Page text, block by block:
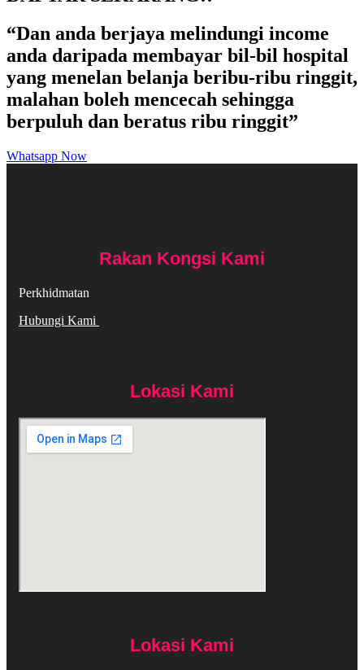
“Dan anda berjaya melindungi income
anda daripada membayar bil-bil hospital
yang menelan belanja beribu-ribu ringgit,
malahan boleh mencecah sehingga
berpuluh dan beratus ribu ringgit”
Whatsapp Now
Rakan Kongsi Kami
Perkhidmatan
Hubungi Kami
Lokasi Kami
Lokasi Kami